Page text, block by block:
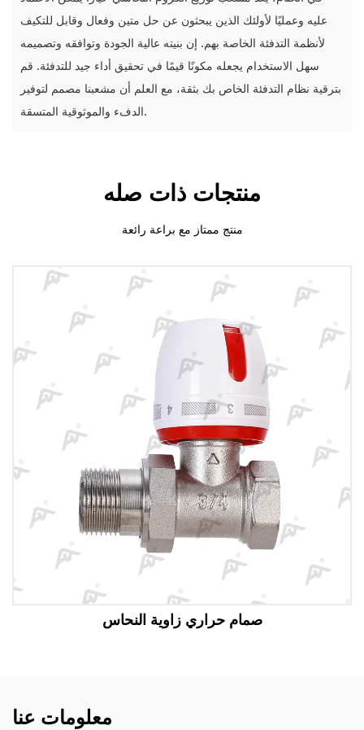
عليه وعمليًا لأولئك الذين يبحثون عن حل متين وفعال وقابل للتكيف
لأنظمة التدفئة الخاصة بهم. إن بنيته عالية الجودة وتوافقه وتصميمه
سهل الاستخدام يجعله مكونًا قيمًا في تحقيق أداء جيد للتدفئة. قم
بترقية نظام التدفئة الخاص بك بثقة، مع العلم أن مشعبنا مصمم لتوفير
الدفء والموثوقية المتسقة.
منتجات ذات صله
منتج ممتاز مع براعة رائعة
زاوية النحاس
معلومات عنا